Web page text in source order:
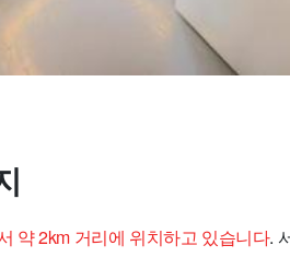
약 2km 거리에 위치하고 있습니다.